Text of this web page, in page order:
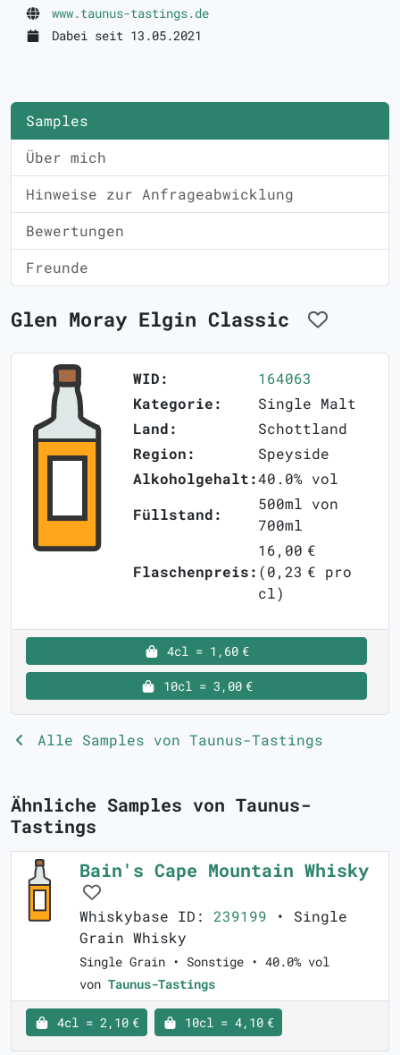
www.taunus-tastings.de
Dabei seit 13.05.2021
Samples
Über mich
Hinweise zur Anfrageabwicklung
Bewertungen
Freunde
Glen Moray Elgin Classic
WID:
164063
Kategorie:
Single Malt
Land:
Schottland
Region:
Speyside
Alkoholgehalt:40.0% vol
Füllstand:
500ml von
700ml
Flaschenpreis:
16,00 €
(0,23 € pro
cl)
4cl = 1,60 €
10cl = 3,00 €
Alle Samples von Taunus-Tastings
Ähnliche Samples von Taunus-
Tastings
Bain's Cape Mountain Whisky
Whiskybase ID: 239199 • Single
Grain Whisky
Single Grain • Sonstige • 40.0% vol
von Taunus-Tastings
4cl = 2,10 € 10cl = 4,10 €